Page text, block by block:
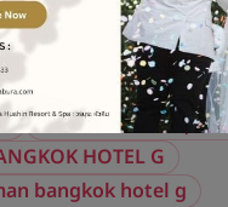
รีวิวแต่งงาน
รีวิวงานแต่ง
โรงแรมแต่งงานกรุงเทพ
HOTEL G
bangkok hotel g